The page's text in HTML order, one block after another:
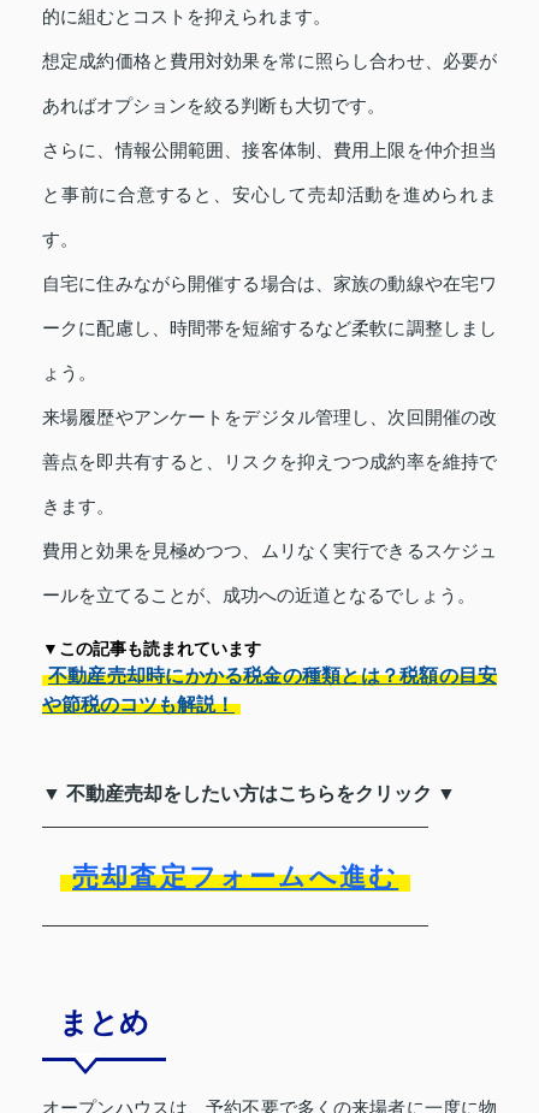
的に組むとコストを抑えられます。
想定成約価格と費用対効果を常に照らし合わせ、必要が
あればオプションを絞る判断も大切です。
さらに、情報公開範囲、接客体制、費用上限を仲介担当
と事前に合意すると、安心して売却活動を進められま
す。
自宅に住みながら開催する場合は、家族の動線や在宅ワ
ークに配慮し、時間帯を短縮するなど柔軟に調整しまし
ょう。
来場履歴やアンケートをデジタル管理し、次回開催の改
善点を即共有すると、リスクを抑えつつ成約率を維持で
きます。
費用と効果を見極めつつ、ムリなく実行できるスケジュ
ールを立てることが、成功への近道となるでしょう。
▼この記事も読まれています
不動産売却時にかかる税金の種類とは？税額の目安
や節税のコツも解説！
▼ 不動産売却をしたい方はこちらをクリック ▼
売却査定フォームへ進む
まとめ
オープンハウスは、予約不要で多くの来場者に一度に物